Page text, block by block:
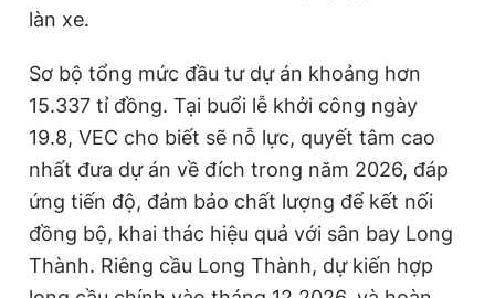
làn xe.
Sơ bộ tổng mức đầu tư dự án khoảng hơn
15.337 tỉ đồng. Tại buổi lễ khởi công ngày
19.8, VEC cho biết sẽ nỗ lực, quyết tâm cao
nhất đưa dự án về đích trong năm 2026, đáp
ứng tiến độ, đảm bảo chất lượng để kết nối
đồng bộ, khai thác hiệu quả với sân bay Long
Thành. Riêng cầu Long Thành, dự kiến hợp